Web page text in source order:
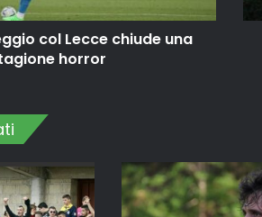
col Lecce chiude una
horror